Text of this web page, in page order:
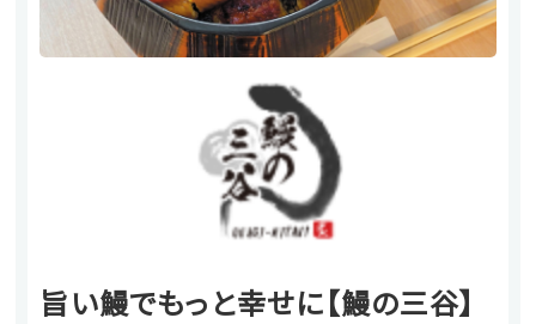
旨い鰻でもっと幸せに【鰻の三谷】